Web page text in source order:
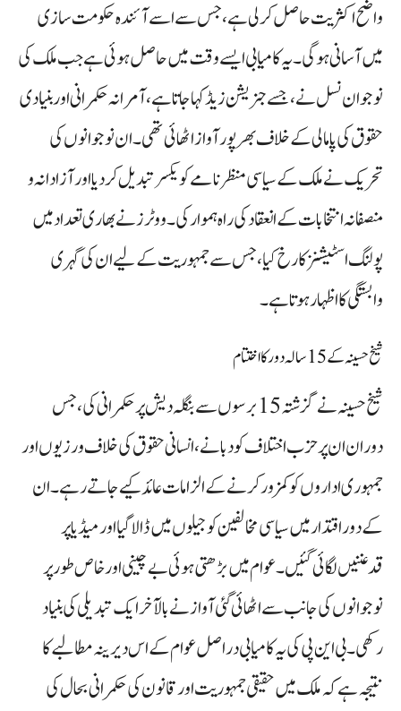
واضح اکثریت حاصل کر لی ہے، جس سے اسے آئندہ حکومت سازی
میں آسانی ہوگی۔ یہ کامیابی ایسے وقت میں حاصل ہوئی ہے جب ملک کی
نوجوان نسل نے، جسے جنریشن زیڈ کہا جاتا ہے، آمرانہ حکمرانی اور بنیادی
حقوق کی پامالی کے خلاف بھرپور آواز اٹھائی تھی۔ ان نوجوانوں کی
تحریک نے ملک کے سیاسی منظرنامے کو یکسر تبدیل کر دیا اور آزادانہ و
منصفانہ انتخابات کے انعقاد کی راہ ہموار کی۔ ووٹرز نے بھاری تعداد میں
پولنگ اسٹیشنز کا رخ کیا، جس سے جمہوریت کے لیے ان کی گہری
وابستگی کا اظہار ہوتا ہے۔
شیخ حسینہ کے 15 سالہ دور کا اختتام
شیخ حسینہ نے گزشتہ 15 برسوں سے بنگلہ دیش پر حکمرانی کی، جس
دوران ان پر حزب اختلاف کو دبانے، انسانی حقوق کی خلاف ورزیوں اور
جمہوری اداروں کو کمزور کرنے کے الزامات عائد کیے جاتے رہے۔ ان
کے دور اقتدار میں سیاسی مخالفین کو جیلوں میں ڈالا گیا اور میڈیا پر
قدغنیں لگائی گئیں۔ عوام میں بڑھتی ہوئی بے چینی اور خاص طور پر
نوجوانوں کی جانب سے اٹھائی گئی آواز نے بالآخر ایک تبدیلی کی بنیاد
رکھی۔ بی این پی کی یہ کامیابی دراصل عوام کے اس دیرینہ مطالبے کا
نتیجہ ہے کہ ملک میں حقیقی جمہوریت اور قانون کی حکمرانی بحال کی